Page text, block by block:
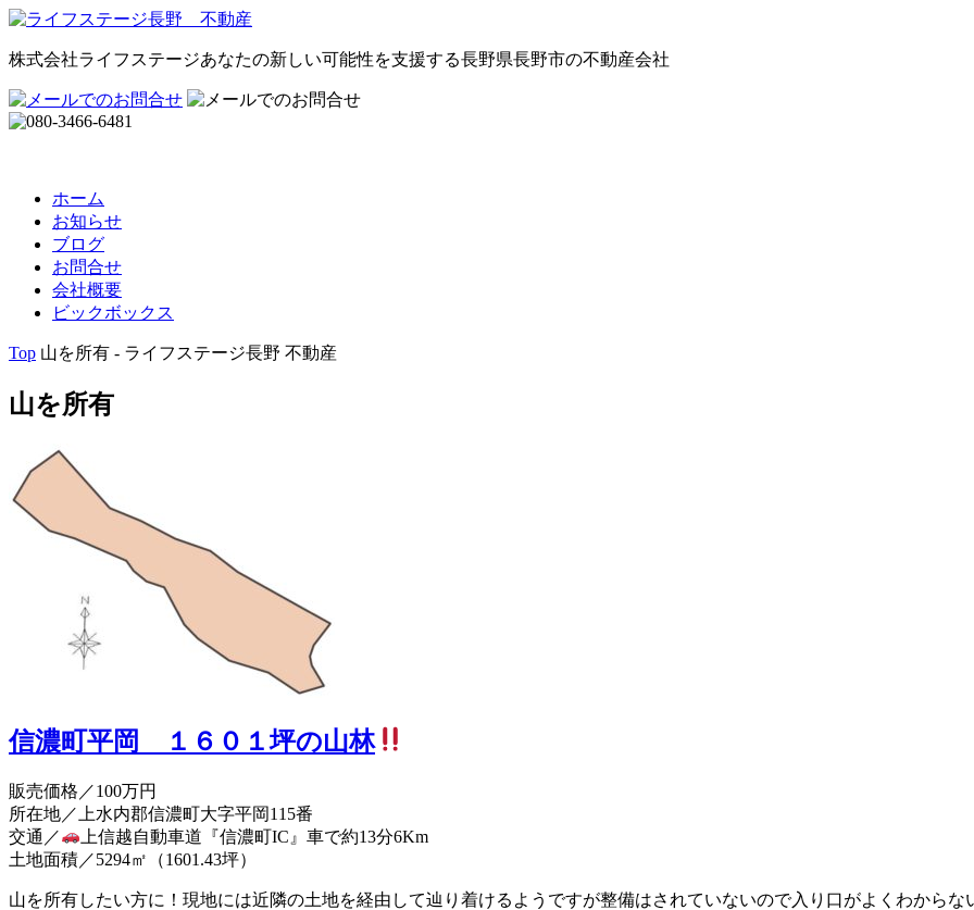
株式会社ライフステージあなたの新しい可能性を支援する長野県長野市の不動産会社
ホーム
お知らせ
ブログ
お問合せ
会社概要
ビックボックス
Top 山を所有 - ライフステージ長野 不動産
山を所有
信濃町平岡 １６０１坪の山林
販売価格 ／100万円
所在地／上水内郡信濃町大字平岡115番
交通／
上信越自動車道『信濃町IC』車で約13分6Km
土地面積／5294㎡（1601.43坪）
山を所有したい方に！現地には近隣の土地を経由して辿り着けるようですが整備はされていないので入り口がよくわからな